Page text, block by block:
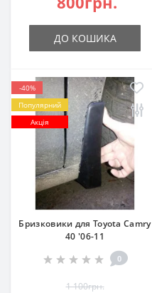
ДО КОШИКА
-40%
Популярний
Акція
Бризковики для Toyota Camry
40 '06-11
0
1 100грн.